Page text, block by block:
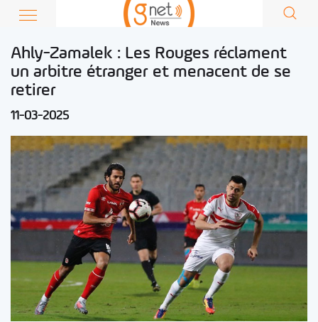
Ahly-Zamalek : Les Rouges réclament
un arbitre étranger et menacent de se
retirer
11-03-2025